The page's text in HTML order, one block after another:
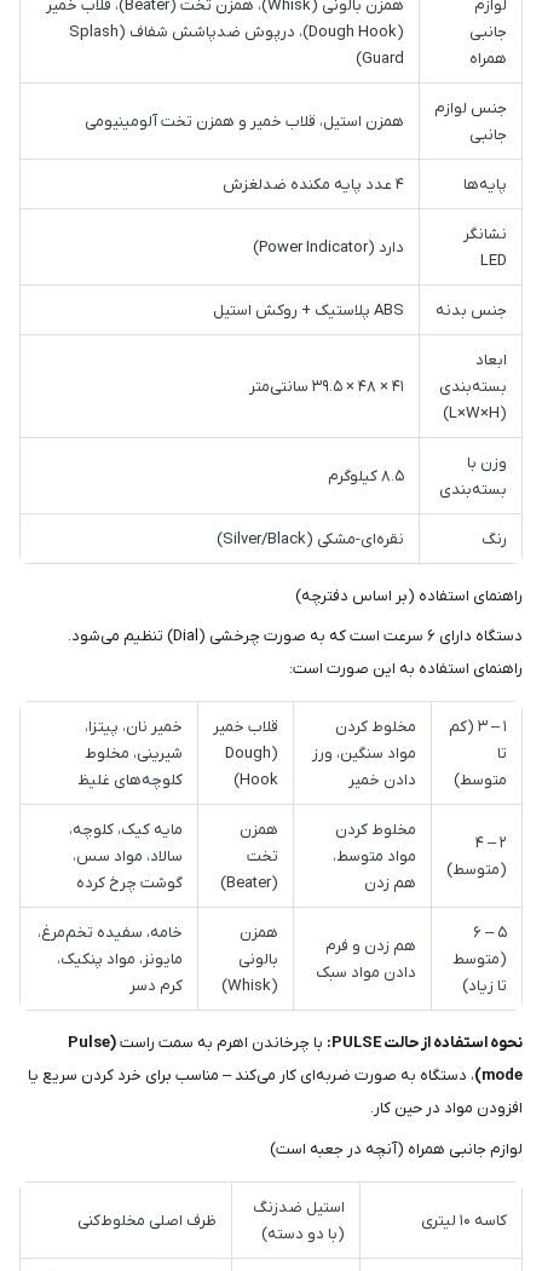
لوازم
جانبی
همراه
همزن بالونی (Whisk)، همزن تخت (Beater)، قلاب خمیر
(Dough Hook)، درپوش ضدپاشش شفاف (Splash
Guard)
جنس لوازم
جانبی
همزن استیل، قلاب خمیر و همزن تخت آلومینیومی
پایه‌ها ۴ عدد پایه مکنده ضدلغزش
نشانگر
LED
دارد (Power Indicator)
جنس بدنه ABS پلاستیک + روکش استیل
ابعاد
بسته‌بندی
(L×W×H)
۴۱ × ۴۸ × ۳۹.۵ سانتی‌متر
وزن با
بسته‌بندی
۸.۵ کیلوگرم
رنگ نقره‌ای-مشکی (Silver/Black)
راهنمای استفاده (بر اساس دفترچه)
دستگاه دارای ۶ سرعت است که به صورت چرخشی (Dial) تنظیم می‌شود.
راهنمای استفاده به این صورت است:
۱ – ۳ (کم
تا
متوسط)
مخلوط کردن
مواد سنگین، ورز
دادن خمیر
قلاب خمیر
(Dough
Hook)
خمیر نان، پیتزا،
شیرینی، مخلوط
کلوچه‌های غلیظ
۲ – ۴
(متوسط)
مخلوط کردن
مواد متوسط،
هم زدن
همزن
تخت
(Beater)
مایه کیک، کلوچه،
سالاد، مواد سس،
گوشت چرخ کرده
۵ – ۶
(متوسط
تا زیاد)
هم زدن و فرم
دادن مواد سبک
همزن
بالونی
(Whisk)
خامه، سفیده تخم‌مرغ،
مایونز، مواد پنکیک،
کرم دسر
نحوه استفاده از حالت PULSE: با چرخاندن اهرم به سمت راست (Pulse
mode) ، دستگاه به صورت ضربه‌ای کار می‌کند – مناسب برای خرد کردن سریع یا
افزودن مواد در حین کار.
لوازم جانبی همراه (آنچه در جعبه است)
کاسه ۱۰ لیتری
استیل ضدزنگ
(با دو دسته)
ظرف اصلی مخلوط‌کنی